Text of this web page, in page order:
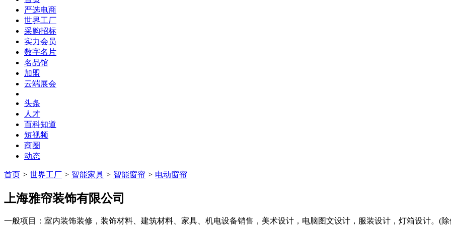
严选电商
世界工厂
采购招标
实力会员
数字名片
名品馆
加盟
云端展会
头条
人才
百科知道
短视频
商圈
动态
首页 > 世界工厂 > 智能家具 > 智能窗帘 > 电动窗帘
上海雅帘装饰有限公司
一般项目：室内装饰装修，装饰材料、建筑材料、家具、机电设备销售，美术设计，电脑图文设计，服装设计，灯箱设计。(